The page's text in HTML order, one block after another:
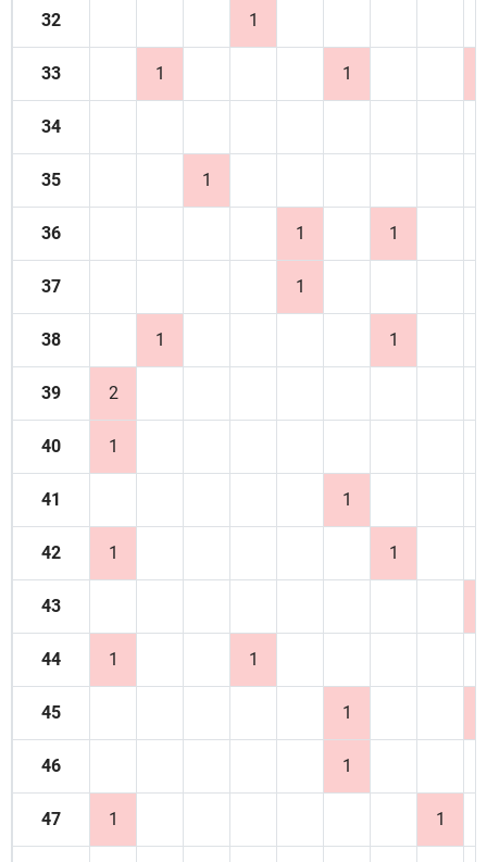
32 1
33 1 1
34
35 1
36 1 1
37 1
38 1 1
39 2
40 1
41 1
42 1 1
43
44 1 1
45 1
46 1
47 1 1